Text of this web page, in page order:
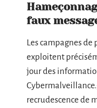
faux
Les campagnes
exploitent
jour des
recrudescence de